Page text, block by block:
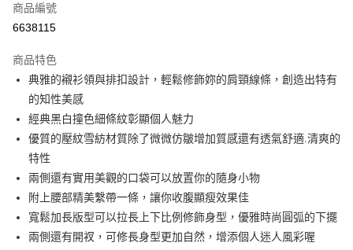
【大哥付你分期使用說明】
1.本服務由台灣大哥大提供，台灣大哥大用戶可立即使用無須另外申請。
流程，驗證手機門號後，選擇欲分期的期數、繳款截止日，確認付款後即完
成交易。
3.實際核准額度、可分期數及費用金額請依後續交易確認頁面所載為準。
4.訂單成立30分鐘內，如未前往確認交易或遇審核未通過，訂單將自動取
法說明評估內容。
【繳款方式說明】
1.分期款項不併入電信帳單，「大哥付你分期」於每月結算日後寄送繳費提
醒簡訊。
2.透過簡訊連結打開帳單後，可選擇「超商條碼／台灣大直營門市／銀行轉
帳／街口支付／iPASS MONEY」等通路繳費。
【注意事項】
1.本服務係由「台灣大哥大股份有限公司」（以下簡稱本公司）所提供，讓
AFTEE先享後付
【關於「AFTEE先享後付」】
AFTEE先享後付是「在收到商品之後才付款」的支付方式。 讓您購物簡單
便利好安心！
１．簡單：不需註冊會員、不需綁卡、不需儲值。
２．便利：只要手機號碼，簡訊認證，即可結帳。
３．安心：先確認商品／服務後，再付款。
【「AFTEE先享後付」結帳流程】
１．於結帳方式選擇「AFTEE先享後付」後，將跳轉至「AFTEE先享後付」
２．訂單成立數日內，您將收到繳費通知簡訊。
３．收到繳費通知簡訊後14天內，點擊此簡訊中的連結，可透過四大超商／
ATM／網路銀行／等多元方式進行付款，方視為交易完成。
※ 請注意：結帳手續完成當下不需立刻繳費，但若您需要取消訂單，請聯絡
ATM付款
全家取貨付款
每筆NT$70，滿NT$699(含以上)免運費
付款後全家取貨
7-11取貨付款
商品編號
6638115
商品特色
典雅的襯衫領與排扣設計，輕鬆修飾妳的肩頸線條，創造出特有
的知性美感
經典黑白撞色細條紋彰顯個人魅力
優質的壓紋雪紡材質除了微微仿皺增加質感還有透氣舒適.清爽的
特性
兩側還有實用美觀的口袋可以放置你的隨身小物
附上腰部精美繫帶一條，讓你收腹顯瘦效果佳
寬鬆加長版型可以拉長上下比例修飾身型，優雅時尚圓弧的下擺
兩側還有開衩，可修長身型更加自然，增添個人迷人風彩喔